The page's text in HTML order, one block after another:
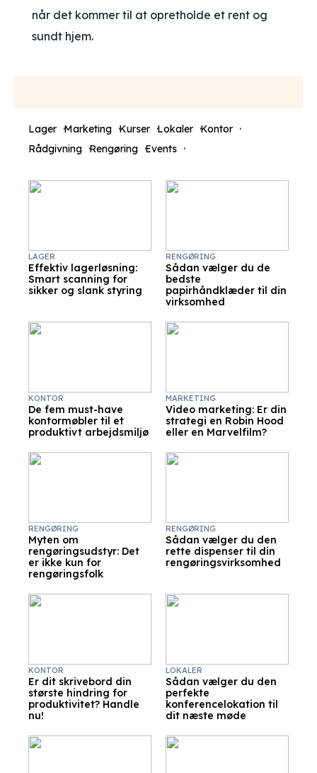
når det kommer til at opretholde et rent og
sundt hjem.
Lager Marketing Kurser Lokaler Kontor
Rådgivning Rengøring Events
Effektiv lagerløsning:
Smart scanning for
sikker og slank styring
LAGER
Sådan vælger du de
bedste
papirhåndklæder til din
virksomhed
RENGØRING
De fem must-have
kontormøbler til et
produktivt arbejdsmiljø
KONTOR
Video marketing: Er din
strategi en Robin Hood
eller en Marvelfilm?
MARKETING
Myten om
rengøringsudstyr: Det
er ikke kun for
rengøringsfolk
RENGØRING
Sådan vælger du den
rette dispenser til din
rengøringsvirksomhed
RENGØRING
Er dit skrivebord din
største hindring for
produktivitet? Handle
nu!
KONTOR
Sådan vælger du den
perfekte
konferencelokation til
dit næste møde
LOKALER